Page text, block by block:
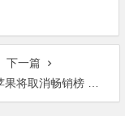
下一篇
消畅销榜 利好一二线游戏公司